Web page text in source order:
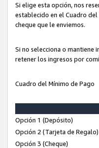
Si elige esta opción, nos
establecido en el Cuadro
cheque que le enviemos.
Si no selecciona o mantiene
retener los ingresos por
Cuadro del Mínimo de Pago
Opción 1 (Depósito)
Opción 2 (Tarjeta de Regalo)
Opción 3 (Cheque)